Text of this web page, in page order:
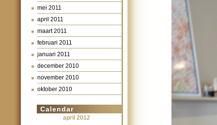
mei 2011
april 2011
maart 2011
februari 2011
januari 2011
december 2010
november 2010
oktober 2010
Calendar
april 2012